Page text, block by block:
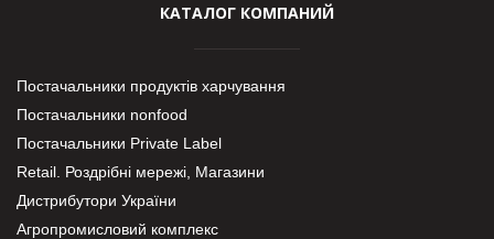
КАТАЛОГ КОМПАНИЙ
Постачальники продуктів харчування
Постачальники nonfood
Постачальники Private Label
Retail. Роздрібні мережі, Магазини
Дистрибутори України
Агропромисловий комплекс